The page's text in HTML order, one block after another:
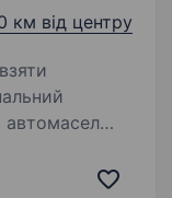
км від центру
автомасел